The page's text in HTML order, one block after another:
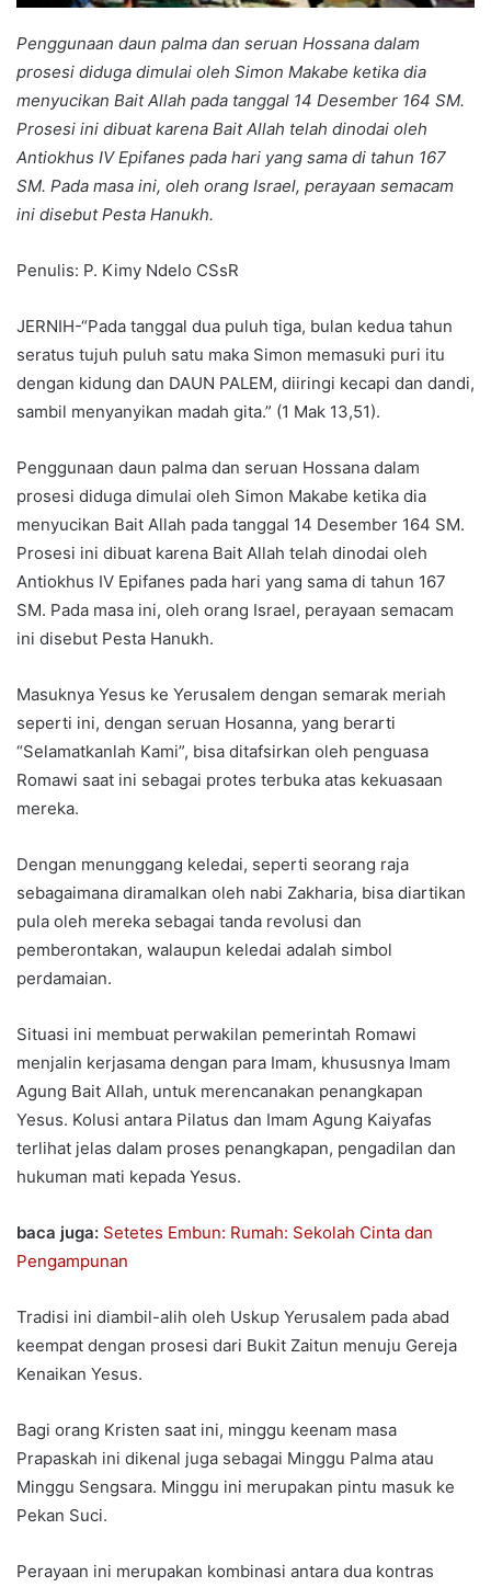
Penggunaan daun palma dan seruan Hossana dalam
prosesi diduga dimulai oleh Simon Makabe ketika dia
menyucikan Bait Allah pada tanggal 14 Desember 164 SM.
Prosesi ini dibuat karena Bait Allah telah dinodai oleh
Antiokhus IV Epifanes pada hari yang sama di tahun 167
SM. Pada masa ini, oleh orang Israel, perayaan semacam
ini disebut Pesta Hanukh.
Penulis: P. Kimy Ndelo CSsR
JERNIH-“Pada tanggal dua puluh tiga, bulan kedua tahun
seratus tujuh puluh satu maka Simon memasuki puri itu
dengan kidung dan DAUN PALEM, diiringi kecapi dan dandi,
sambil menyanyikan madah gita.” (1 Mak 13,51).
Penggunaan daun palma dan seruan Hossana dalam
prosesi diduga dimulai oleh Simon Makabe ketika dia
menyucikan Bait Allah pada tanggal 14 Desember 164 SM.
Prosesi ini dibuat karena Bait Allah telah dinodai oleh
Antiokhus IV Epifanes pada hari yang sama di tahun 167
SM. Pada masa ini, oleh orang Israel, perayaan semacam
ini disebut Pesta Hanukh.
Masuknya Yesus ke Yerusalem dengan semarak meriah
seperti ini, dengan seruan Hosanna, yang berarti
“Selamatkanlah Kami”, bisa ditafsirkan oleh penguasa
Romawi saat ini sebagai protes terbuka atas kekuasaan
mereka.
Dengan menunggang keledai, seperti seorang raja
sebagaimana diramalkan oleh nabi Zakharia, bisa diartikan
pula oleh mereka sebagai tanda revolusi dan
pemberontakan, walaupun keledai adalah simbol
perdamaian.
Situasi ini membuat perwakilan pemerintah Romawi
menjalin kerjasama dengan para Imam, khususnya Imam
Agung Bait Allah, untuk merencanakan penangkapan
Yesus. Kolusi antara Pilatus dan Imam Agung Kaiyafas
terlihat jelas dalam proses penangkapan, pengadilan dan
hukuman mati kepada Yesus.
baca juga: Setetes Embun: Rumah: Sekolah Cinta dan
Pengampunan
Tradisi ini diambil-alih oleh Uskup Yerusalem pada abad
keempat dengan prosesi dari Bukit Zaitun menuju Gereja
Kenaikan Yesus.
Bagi orang Kristen saat ini, minggu keenam masa
Prapaskah ini dikenal juga sebagai Minggu Palma atau
Minggu Sengsara. Minggu ini merupakan pintu masuk ke
Pekan Suci.
Perayaan ini merupakan kombinasi antara dua kontras